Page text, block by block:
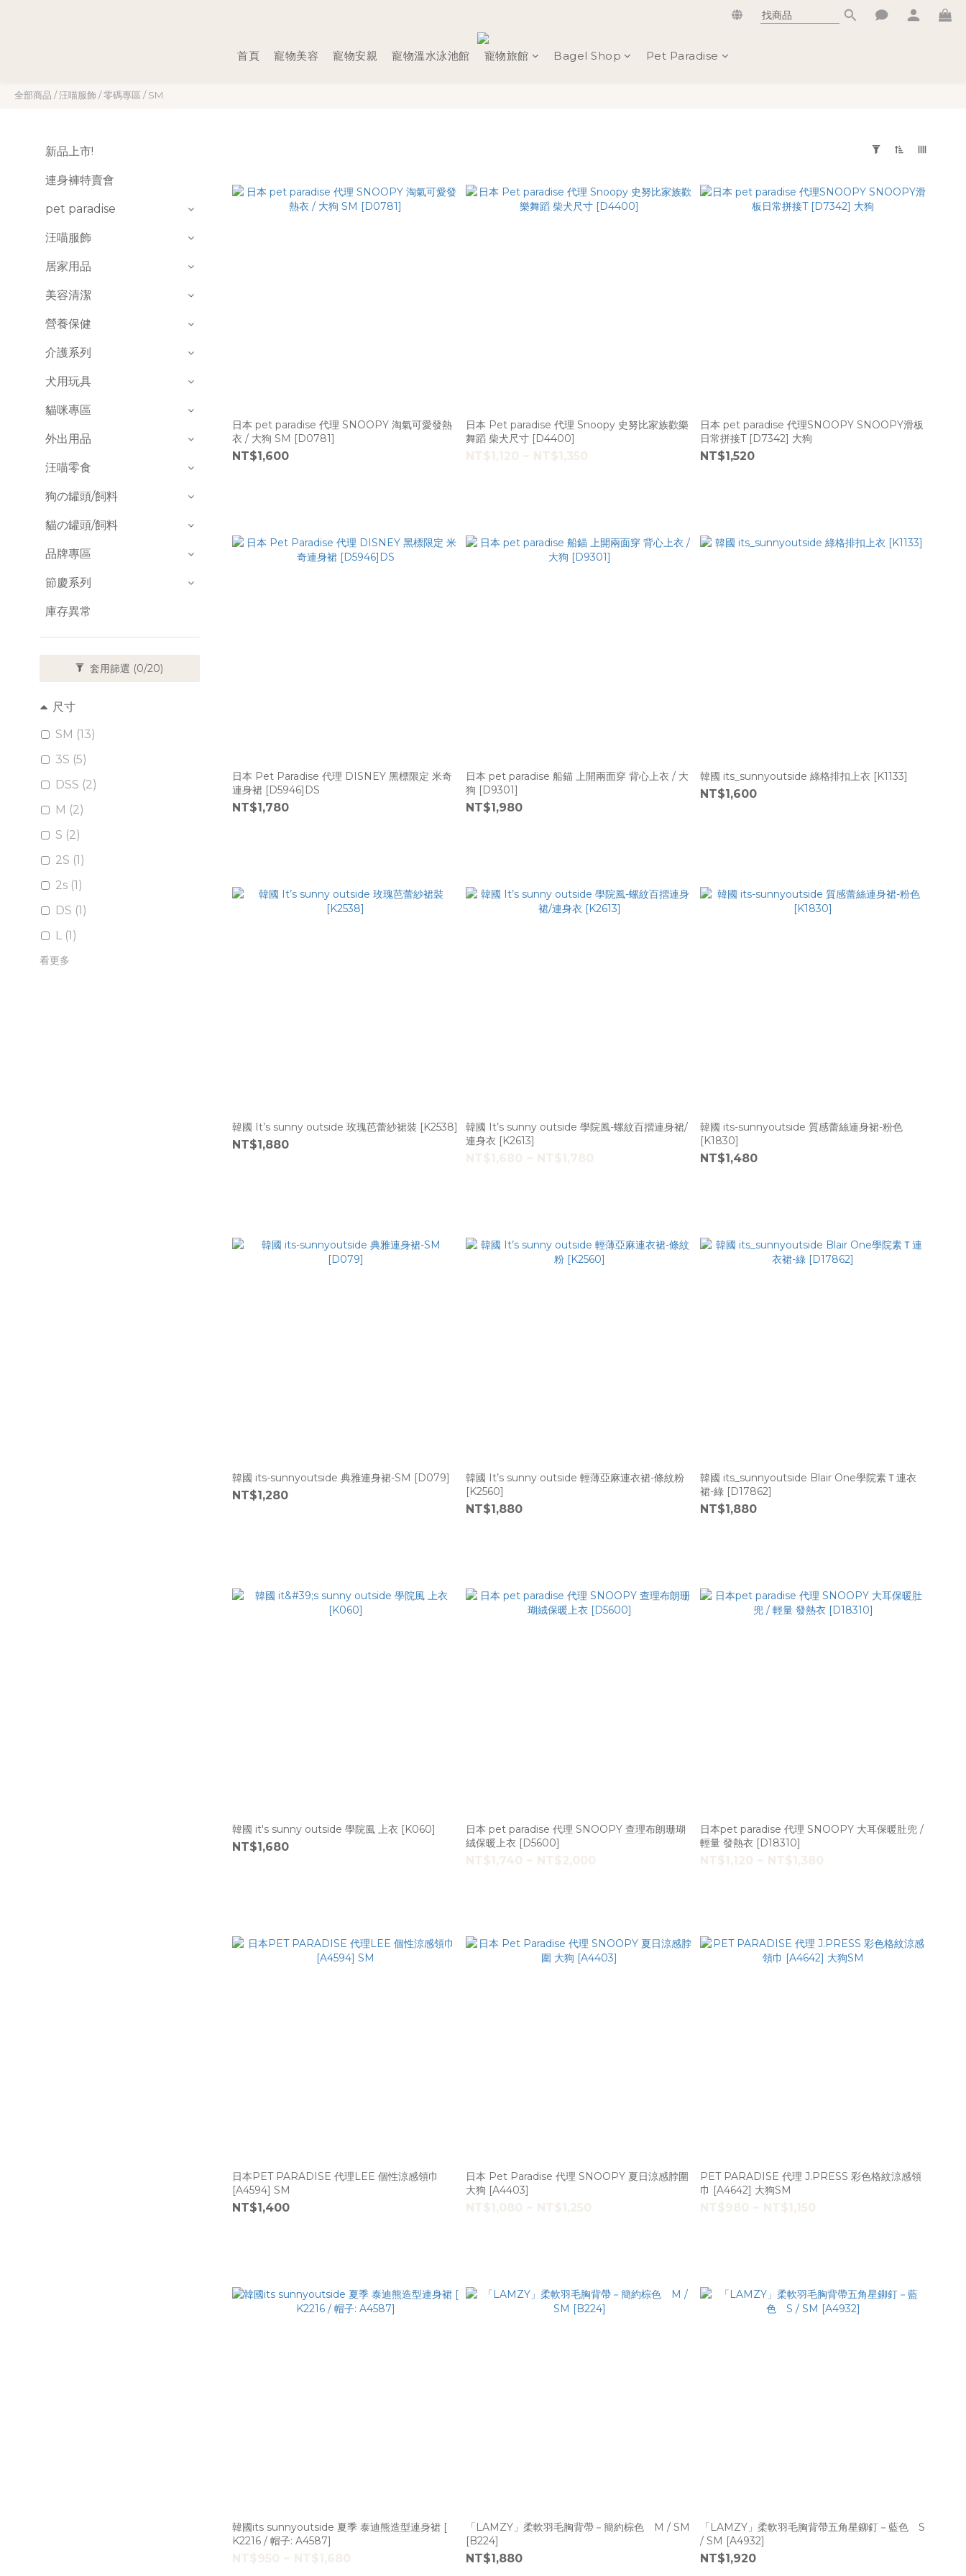
首頁 寵物美容 寵物安親 寵物溫水泳池館 寵物旅館 Bagel Shop Pet Paradise
全部商品 /汪喵服飾 /零碼專區 /SM
新品上市!
連身褲特賣會
pet paradise
汪喵服飾
居家用品
美容清潔
營養保健
介護系列
犬用玩具
貓咪專區
外出用品
汪喵零食
狗の罐頭/飼料
貓の罐頭/飼料
品牌專區
節慶系列
庫存異常
套用篩選 (0/20)
尺寸
SM (13)
3S (5)
DSS (2)
M (2)
S (2)
2S (1)
2s (1)
DS (1)
L (1)
看更多
日本 pet paradise 代理 SNOOPY 淘氣可愛發熱
衣 / 大狗 SM [D0781]
NT$1,600
日本 Pet paradise 代理 Snoopy 史努比家族歡樂
舞蹈 柴犬尺寸 [D4400]
NT$1,120 ~ NT$1,350
日本 pet paradise 代理SNOOPY SNOOPY滑板
日常拼接T [D7342] 大狗
NT$1,520
日本 Pet Paradise 代理 DISNEY 黑標限定 米奇
連身裙 [D5946]DS
NT$1,780
日本 pet paradise 船錨 上開兩面穿 背心上衣 / 大
狗 [D9301]
NT$1,980
韓國 its_sunnyoutside 綠格排扣上衣 [K1133]
NT$1,600
韓國 It’s sunny outside 玫瑰芭蕾紗裙裝 [K2538]
NT$1,880
韓國 It’s sunny outside 學院風-螺紋百摺連身裙/
連身衣 [K2613]
NT$1,680 ~ NT$1,780
韓國 its-sunnyoutside 質感蕾絲連身裙-粉色
[K1830]
NT$1,480
韓國 its-sunnyoutside 典雅連身裙-SM [D079]
NT$1,280
韓國 It’s sunny outside 輕薄亞麻連衣裙-條紋粉
[K2560]
NT$1,880
韓國 its_sunnyoutside Blair One學院素Ｔ連衣
裙-綠 [D17862]
NT$1,880
韓國 it's sunny outside 學院風 上衣 [K060]
NT$1,680
日本 pet paradise 代理 SNOOPY 查理布朗珊瑚
絨保暖上衣 [D5600]
NT$1,740 ~ NT$2,000
日本pet paradise 代理 SNOOPY 大耳保暖肚兜 /
輕量 發熱衣 [D18310]
NT$1,120 ~ NT$1,380
日本PET PARADISE 代理LEE 個性涼感領巾
[A4594] SM
NT$1,400
日本 Pet Paradise 代理 SNOOPY 夏日涼感脖圍
大狗 [A4403]
NT$1,080 ~ NT$1,250
PET PARADISE 代理 J.PRESS 彩色格紋涼感領
巾 [A4642] 大狗SM
NT$980 ~ NT$1,150
韓國its sunnyoutside 夏季 泰迪熊造型連身裙 [
K2216 / 帽子: A4587]
NT$950 ~ NT$1,680
「LAMZY」柔軟羽毛胸背帶－簡約棕色 M / SM
[B224]
NT$1,880
「LAMZY」柔軟羽毛胸背帶五角星鉚釘－藍色 S
/ SM [A4932]
NT$1,920